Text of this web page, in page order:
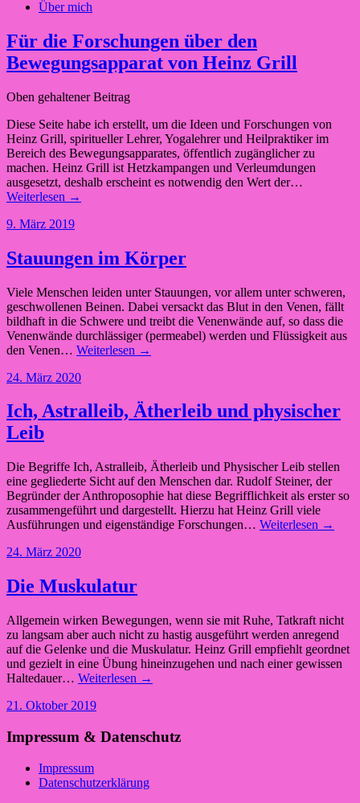
Über mich
Für die Forschungen über den
Bewegungsapparat von Heinz Grill
Oben gehaltener Beitrag
Diese Seite habe ich erstellt, um die Ideen und Forschungen von
Heinz Grill, spiritueller Lehrer, Yogalehrer und Heilpraktiker im
Bereich des Bewegungsapparates, öffentlich zugänglicher zu
machen. Heinz Grill ist Hetzkampangen und Verleumdungen
ausgesetzt, deshalb erscheint es notwendig den Wert der…
Weiterlesen →
9. März 2019
Stauungen im Körper
Viele Menschen leiden unter Stauungen, vor allem unter schweren,
geschwollenen Beinen. Dabei versackt das Blut in den Venen, fällt
bildhaft in die Schwere und treibt die Venenwände auf, so dass die
Venenwände durchlässiger (permeabel) werden und Flüssigkeit aus
den Venen… Weiterlesen →
24. März 2020
Ich, Astralleib, Ätherleib und physischer
Leib
Die Begriffe Ich, Astralleib, Ätherleib und Physischer Leib stellen
eine gegliederte Sicht auf den Menschen dar. Rudolf Steiner, der
Begründer der Anthroposophie hat diese Begrifflichkeit als erster so
zusammengeführt und dargestellt. Hierzu hat Heinz Grill viele
Ausführungen und eigenständige Forschungen… Weiterlesen →
24. März 2020
Die Muskulatur
Allgemein wirken Bewegungen, wenn sie mit Ruhe, Tatkraft nicht
zu langsam aber auch nicht zu hastig ausgeführt werden anregend
auf die Gelenke und die Muskulatur. Heinz Grill empfiehlt geordnet
und gezielt in eine Übung hineinzugehen und nach einer gewissen
Haltedauer… Weiterlesen →
21. Oktober 2019
Impressum & Datenschutz
Impressum
Datenschutzerklärung